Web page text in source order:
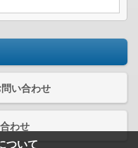
ついて
い合わせ
わせ